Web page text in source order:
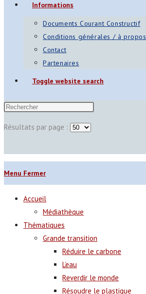
Informations
Documents Courant Constructif
Conditions générales / à propos
Contact
Partenaires
Toggle website search
Résultats par page :
Menu Fermer
Accueil
Médiathèque
Thématiques
Grande transition
Réduire le carbone
L’eau
Reverdir le monde
Résoudre le plastique